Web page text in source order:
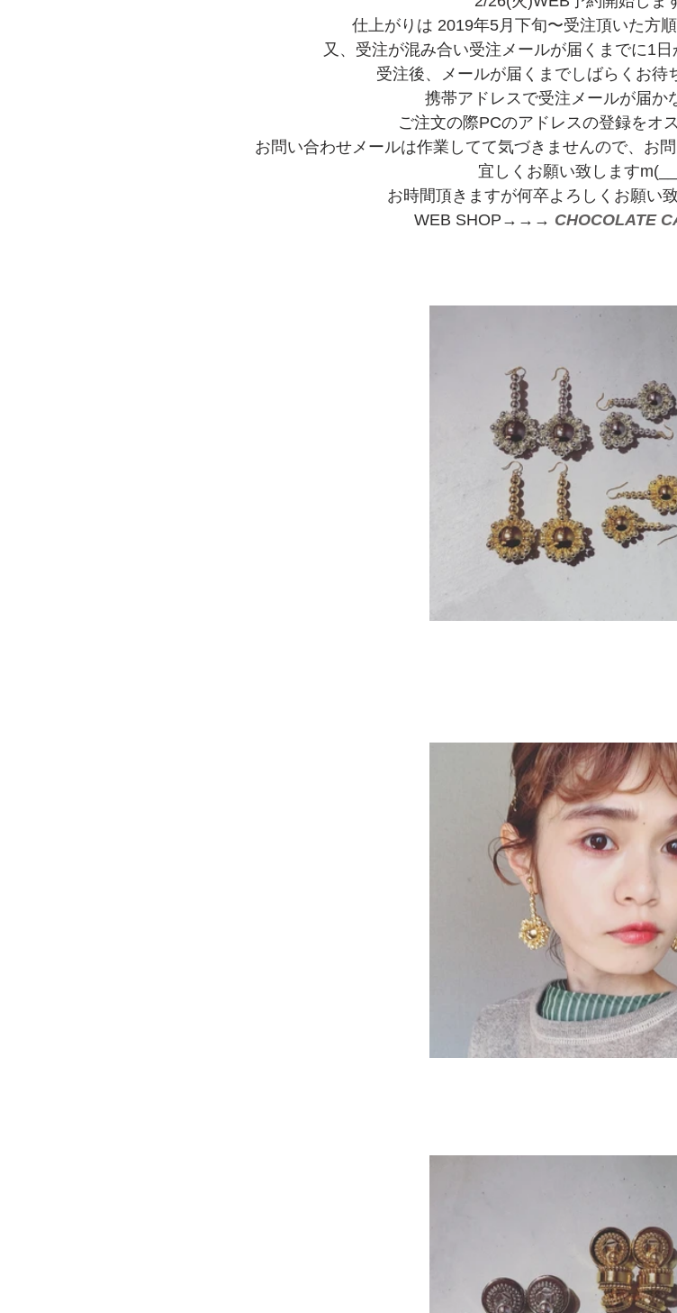
仕上がりは 2019年5月下旬〜受注頂いた方
又、受注が混み合い受注メールが届くまでに1日
受注後、メールが届くまでしばらくお待
携帯アドレスで受注メールが届か
ご注文の際PCのアドレスの登録をオ
お問い合わせメールは作業してて気づきませんので、お
宜しくお願い致します
お時間頂きますが何卒よろしくお願い
WEB SHOP→→→ CHOCOLATE